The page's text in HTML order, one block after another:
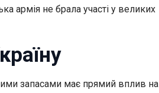
армія не брала участі у великих
запасами має прямий вплив на